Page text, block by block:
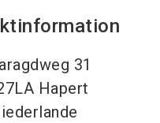
31
Hapert